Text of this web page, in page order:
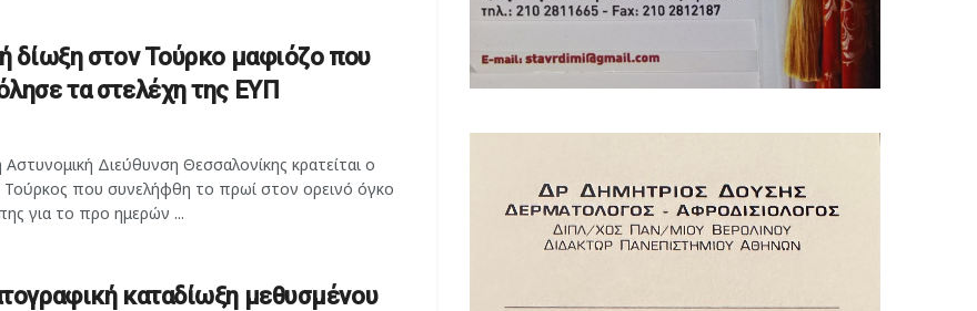
δίωξη στον Τούρκο μαφιόζο που
τα στελέχη της ΕΥΠ
Αστυνομική Διεύθυνση Θεσσαλονίκης κρατείται ο
που συνελήφθη το πρωί στον ορεινό όγκο
για το προ ημερών ...
καταδίωξη μεθυσμένου